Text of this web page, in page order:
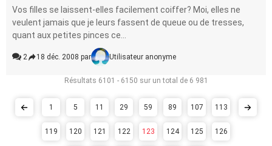
Vos filles se laissent-elles facilement coiffer? Moi, elles ne
veulent jamais que je leurs fassent de queue ou de tresses,
quant aux petites pinces ce...
2 18 déc. 2008 par Utilisateur anonyme
Résultats 6101 - 6150 sur un total de 6 981
1 5 11 29 59 89 107 113
119 120 121 122 123 124 125 126